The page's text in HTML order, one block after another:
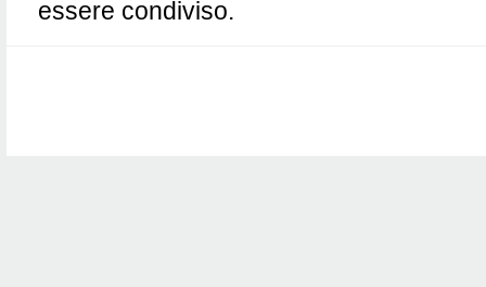
essere condiviso.